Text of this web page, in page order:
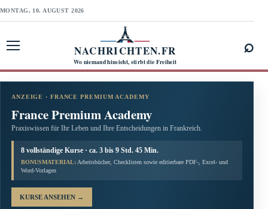
MONTAG, 10. AUGUST 2026
NACHRICHTEN.FR
Wo niemand hinsieht, stirbt die Freiheit
⌕
ANZEIGE · FRANCE PREMIUM ACADEMY
France Premium Academy
Praxiswissen für Ihr Leben und Ihre Entscheidungen in Frankreich.
8 vollständige Kurse · ca. 3 bis 9 Std. 45 Min.
BONUSMATERIAL: Arbeitsbücher, Checklisten sowie editierbare PDF-, Excel- und
Word-Vorlagen
KURSE ANSEHEN →